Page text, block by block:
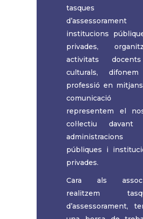
tasques
institucions
privades,
activitats
culturals,
professió en
representem el
col·lectiu davant
administracions
públiques i
privades.
Cara als
realitzem
d’assessorament,